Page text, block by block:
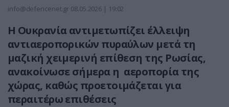
info@defencenet.gr 08.05.2026 | 19:02
Η Ουκρανία αντιμετωπίζει έλλειψη
αντιαεροπορικών πυραύλων μετά τη
μαζική χειμερινή επίθεση της Ρωσίας,
ανακοίνωσε σήμερα η αεροπορία της
χώρας, καθώς προετοιμάζεται για
περαιτέρω επιθέσεις